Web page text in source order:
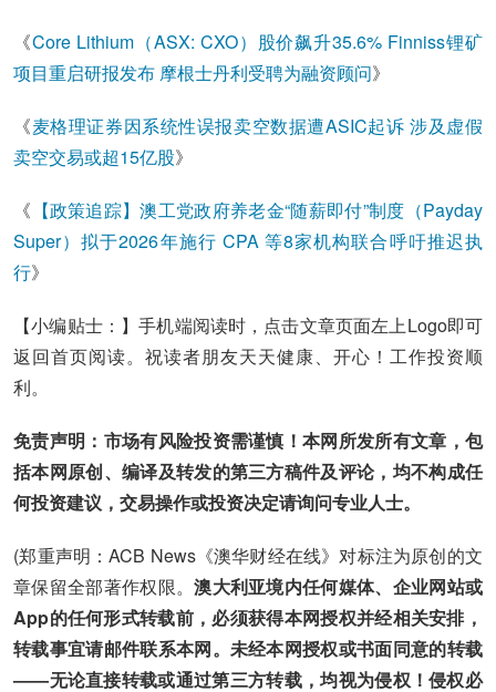
《Core Lithium（ASX: CXO）股价飙升35.6% Finniss锂矿
项目重启研报发布 摩根士丹利受聘为融资顾问》
《麦格理证券因系统性误报卖空数据遭ASIC起诉 涉及虚假
卖空交易或超15亿股》
《 【政策追踪】澳工党政府养老金“随薪即付”制度（Payday
Super）拟于2026年施行 CPA 等8家机构联合呼吁推迟执
行》
【小编贴士：】手机端阅读时，点击文章页面左上Logo即可
返回首页阅读。祝读者朋友天天健康、开心！工作投资顺
利。
免责声明：市场有风险投资需谨慎！本网所发所有文章，包
括本网原创、编译及转发的第三方稿件及评论，均不构成任
何投资建议，交易操作或投资决定请询问专业人士。
(郑重声明：ACB News《澳华财经在线》对标注为原创的文
章保留全部著作权限。澳大利亚境内任何媒体、企业网站或
App的任何形式转载前，必须获得本网授权并经相关安排，
转载事宜请邮件联系本网。未经本网授权或书面同意的转载
——无论直接转载或通过第三方转载，均视为侵权！侵权必